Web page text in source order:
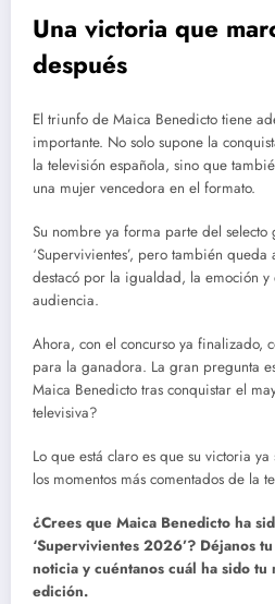
Una victoria que
después
El triunfo de Maica Benedicto tiene
importante. No solo supone la
la televisión española, sino que
una mujer vencedora en el formato.
Su nombre ya forma parte del
‘Supervivientes’, pero también
destacó por la igualdad, la emoción y
audiencia.
Ahora, con el concurso ya finalizado,
para la ganadora. La gran pregunta
Maica Benedicto tras conquistar el
televisiva?
Lo que está claro es que su victoria
los momentos más comentados de la
¿Crees que Maica Benedicto ha
‘Supervivientes 2026’? Déjanos
noticia y cuéntanos cuál ha sido
edición.